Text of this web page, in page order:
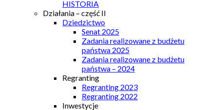
HISTORIA
Działania – część II
Dziedzictwo
Senat 2025
Zadania realizowane z budżetu
państwa 2025
Zadania realizowane z budżetu
państwa – 2024
Regranting
Regranting 2023
Regranting 2022
Inwestycje